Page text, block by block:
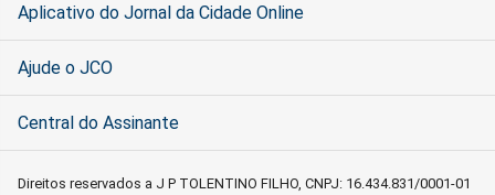
Aplicativo do Jornal da Cidade Online
Ajude o JCO
Central do Assinante
Direitos reservados a J P TOLENTINO FILHO, CNPJ: 16.434.831/0001-01